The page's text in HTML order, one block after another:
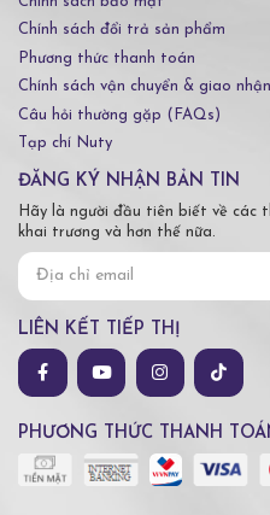
Chính sách đổi trả sản phẩm
Phương thức thanh toán
Chính sách vận chuyển & giao nhận
Câu hỏi thường gặp (FAQs)
Tạp chí Nuty
ĐĂNG KÝ NHẬN BẢN TIN
Hãy là người đầu tiên biết về các
khai trương và hơn thế nữa.
LIÊN KẾT TIẾP THỊ
PHƯƠNG THỨC THANH